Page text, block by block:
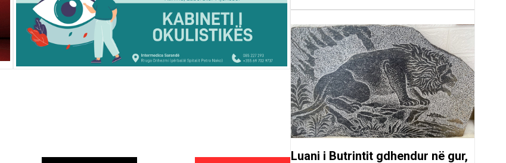
Luani i Butrintit gdhendur në gur,